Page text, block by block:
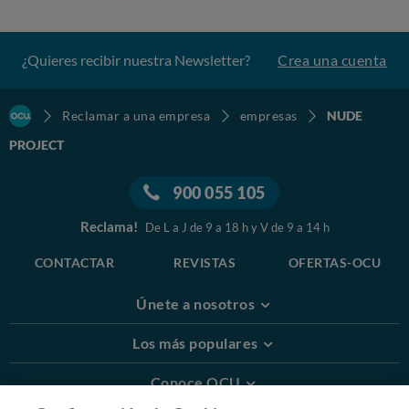
¿Quieres recibir nuestra Newsletter? Crea una cuenta
Reclamar a una empresa empresas
NUDE
PROJECT
900 055 105
Reclama! De L a J de 9 a 18 h y V de 9 a 14 h
CONTACTAR REVISTAS OFERTAS-OCU
Únete a nosotros
Los más populares
Conoce OCU